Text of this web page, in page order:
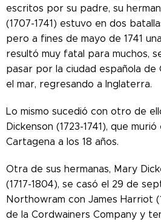
escritos por su padre, su
(1707-1741) estuvo en dos
pero a fines de mayo de 1741
resultó muy fatal para muchos,
pasar por la ciudad española de
el mar, regresando a Inglaterra.
Lo mismo sucedió con otro de
Dickenson (1723-1741), que
Cartagena a los 18 años.
Otra de sus hermanas, Mary
(1717-1804), se casó el 29 de
Northowram con James Harriot
de la Cordwainers Company y